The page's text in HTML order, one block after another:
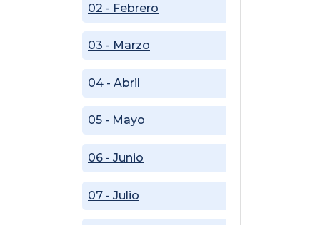
02 - Febrero
03 - Marzo
04 - Abril
05 - Mayo
06 - Junio
07 - Julio